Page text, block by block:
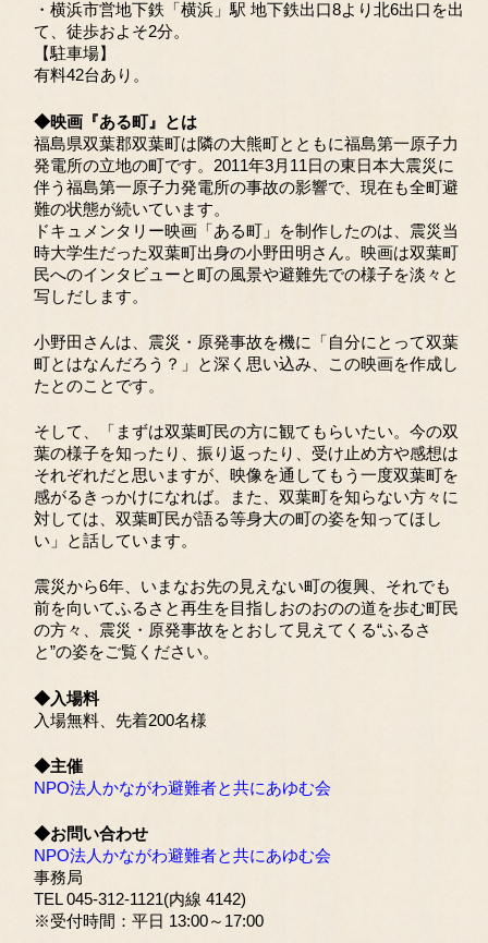
・横浜市営地下鉄「横浜」駅 地下鉄出口8より北6出口を出
て、徒歩およそ2分。
【駐車場】
有料42台あり。
◆映画『ある町』とは
福島県双葉郡双葉町は隣の大熊町とともに福島第一原子力
発電所の立地の町です。2011年3月11日の東日本大震災に
伴う福島第一原子力発電所の事故の影響で、現在も全町避
難の状態が続いています。
ドキュメンタリー映画「ある町」を制作したのは、震災当
時大学生だった双葉町出身の小野田明さん。映画は双葉町
民へのインタビューと町の風景や避難先での様子を淡々と
写しだします。
小野田さんは、震災・原発事故を機に「自分にとって双葉
町とはなんだろう？」と深く思い込み、この映画を作成し
たとのことです。
そして、「まずは双葉町民の方に観てもらいたい。今の双
葉の様子を知ったり、振り返ったり、受け止め方や感想は
それぞれだと思いますが、映像を通してもう一度双葉町を
感がるきっかけになれば。また、双葉町を知らない方々に
対しては、双葉町民が語る等身大の町の姿を知ってほし
い」と話しています。
震災から6年、いまなお先の見えない町の復興、それでも
前を向いてふるさと再生を目指しおのおのの道を歩む町民
の方々、震災・原発事故をとおして見えてくる“ふるさ
と”の姿をご覧ください。
◆入場料
入場無料、先着200名様
◆主催
NPO法人かながわ避難者と共にあゆむ会
◆お問い合わせ
NPO法人かながわ避難者と共にあゆむ会
事務局
TEL 045-312-1121(内線 4142)
※受付時間：平日 13:00～17:00